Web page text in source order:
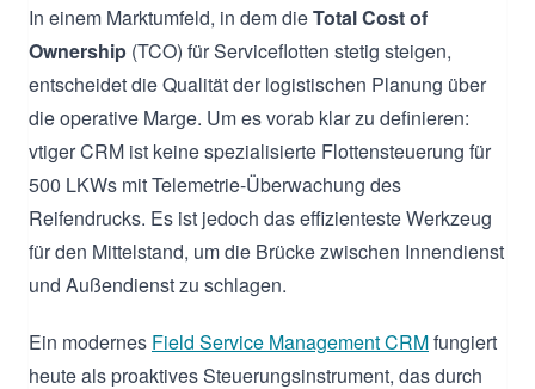
In einem Marktumfeld, in dem dieTotal Cost of
Ownership (TCO) für Serviceflotten stetig steigen,
entscheidet die Qualität der logistischen Planung über
die operative Marge. Um es vorab klar zu definieren:
vtiger CRM ist keine spezialisierte Flottensteuerung für
500 LKWs mit Telemetrie-Überwachung des
Reifendrucks. Es ist jedoch das effizienteste Werkzeug
für den Mittelstand, um die Brücke zwischen Innendienst
und Außendienst zu schlagen.
Ein modernes Field Service Management CRMfungiert
heute als proaktives Steuerungsinstrument, das durch